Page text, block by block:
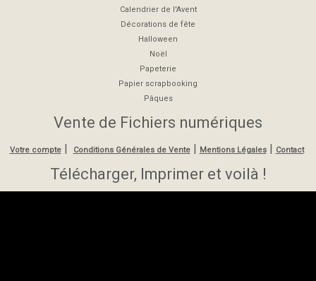
Calendrier de l'Avent
Décorations de fête
Halloween
Noël
Papeterie
Papier scrapbooking
Pâques
Vente de Fichiers numériques
Votre compte| Conditions Générales de Vente| Mentions Légales | Contact
Télécharger, Imprimer et voilà !